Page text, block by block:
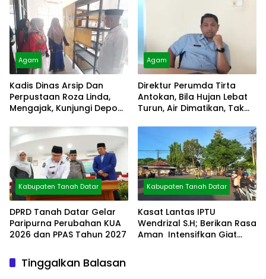
Agam
Kadis Dinas Arsip Dan
Perpustaan Roza Linda,
Mengajak, Kunjungi Depo
Agam
Direktur Perumda Tirta
Antokan, Bila Hujan Lebat
Turun, Air Dimatikan, Tak
Kabupaten Tanah Datar
DPRD Tanah Datar Gelar
Paripurna Perubahan KUA
2026 dan PPAS Tahun 2027
Kabupaten Tanah Datar
Kasat Lantas IPTU
Wendrizal S.H; Berikan Rasa
Aman Intensifkan Giat
Tinggalkan Balasan